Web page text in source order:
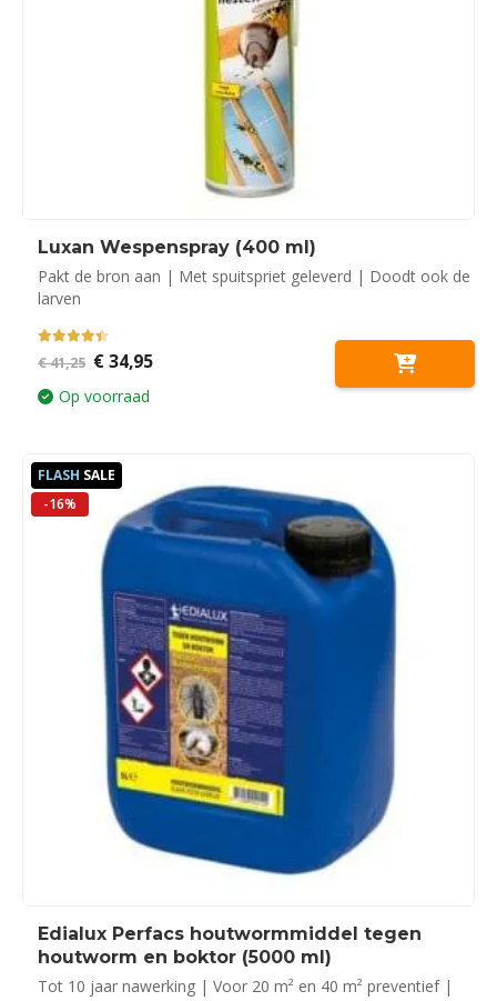
Luxan Wespenspray (400 ml)
Pakt de bron aan | Met spuitspriet geleverd | Doodt ook de
larven
out of 5
€41,25 Oorspronkelijke
prijs
was:
€ 41,25.
€34,95Huidige
Op voorraad
FLASH SALE
-16%
Edialux Perfacs houtwormmiddel tegen
houtworm en boktor (5000 ml)
Tot 10 jaar nawerking | Voor 20 m² en 40 m² preventief |